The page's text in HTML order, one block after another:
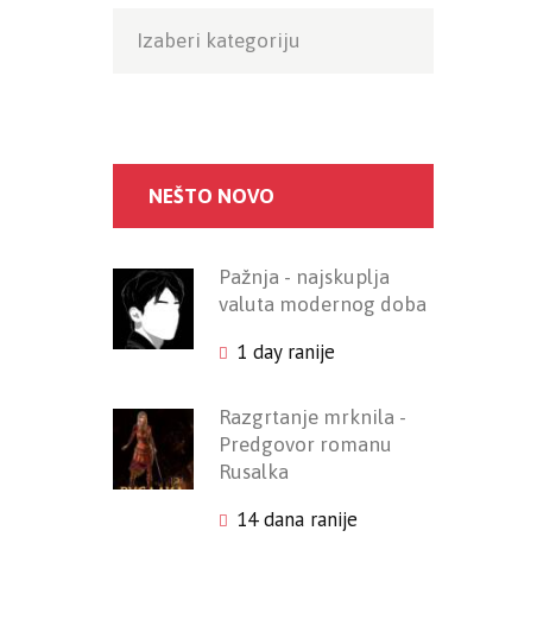
NEŠTO NOVO
Pažnja - najskuplja
valuta modernog doba
1 day ranije
Razgrtanje mrknila -
Predgovor romanu
Rusalka
14 dana ranije